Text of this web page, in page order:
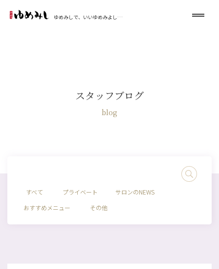
ゆめみしで、いいゆめみよし…
スタッフブログ
blog
すべて プライベート
サロンのNEWS
おすすめメニュー
その他